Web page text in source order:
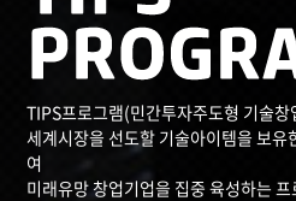
TIPS프로그램(민간투자주도형 기술
세계시장을 선도할 기술아이템을 보
여
미래유망 창업기업을 집중 육성하는